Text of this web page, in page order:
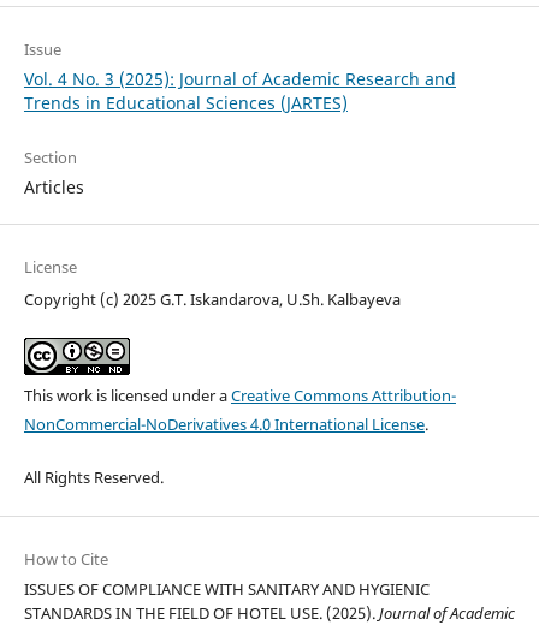
Issue
Vol. 4 No. 3 (2025): Journal of Academic Research and
Trends in Educational Sciences (JARTES)
Section
Articles
License
Copyright (c) 2025 G.T. Iskandarova, U.Sh. Kalbayeva
This work is licensed under aCreative Commons Attribution-
NonCommercial-NoDerivatives 4.0 International License.
All Rights Reserved.
How to Cite
ISSUES OF COMPLIANCE WITH SANITARY AND HYGIENIC
STANDARDS IN THE FIELD OF HOTEL USE. (2025).Journal of Academic